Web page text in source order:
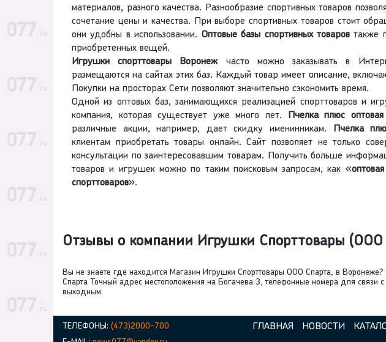
материалов, разного качества. Разнообразие спортивных товаров
сочетание цены и качества. При выборе спортивных товаров стоит
они удобны в использовании. Оптовые базы спортивных товаровтакже
приобретенных вещей.
Игрушки спорттовары Воронеж часто можно заказывать в
размещаются на сайтах этих баз. Каждый товар имеет описание,
Покупки на просторах Сети позволяют значительно сэкономить время.
Одной из оптовых баз, занимающихся реализацией спорттоваров и
компания, которая существует уже много лет. Пчелка плюс
различные акции, например, дает скидку именинникам. Пчелка
клиентам приобретать товары онлайн. Сайт позволяет не только
консультации по заинтересовавшим товарам. Получить больше
товаров и игрушек можно по таким поисковым запросам, как «
спорттоваров».
Отзывы о компании Игрушки Спорттовары (ООО
Вы не знаете где находится Магазин Игрушки Спорттовары ООО Спарта, в
Спарта Точный адрес местоположения на Богачева 3, телефонные номера для связи
выходным
ТЕЛЕФОНЫ: (473)2000-700
ГЛАВНАЯ НОВОСТИ